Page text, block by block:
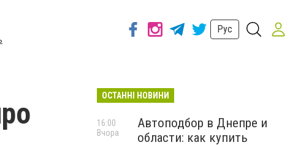
Рус
ОСТАННІ НОВИНИ
Автоподбор в Днепре и
области: как купить
16:00
Вчора